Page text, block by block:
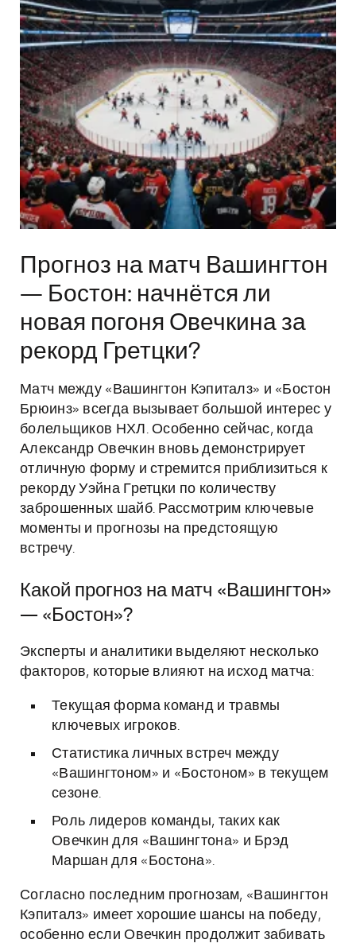
Прогноз на матч Вашингтон
— Бостон: начнётся ли
новая погоня Овечкина за
рекорд Гретцки?
Матч между «Вашингтон Кэпиталз» и «Бостон
Брюинз» всегда вызывает большой интерес у
болельщиков НХЛ. Особенно сейчас, когда
Александр Овечкин вновь демонстрирует
отличную форму и стремится приблизиться к
рекорду Уэйна Гретцки по количеству
заброшенных шайб. Рассмотрим ключевые
моменты и прогнозы на предстоящую
встречу.
Какой прогноз на матч «Вашингтон»
— «Бостон»?
Эксперты и аналитики выделяют несколько
факторов, которые влияют на исход матча:
Текущая форма команд и травмы
ключевых игроков.
Статистика личных встреч между
«Вашингтоном» и «Бостоном» в текущем
сезоне.
Роль лидеров команды, таких как
Овечкин для «Вашингтона» и Брэд
Маршан для «Бостона».
Согласно последним прогнозам, «Вашингтон
Кэпиталз» имеет хорошие шансы на победу,
особенно если Овечкин продолжит забивать